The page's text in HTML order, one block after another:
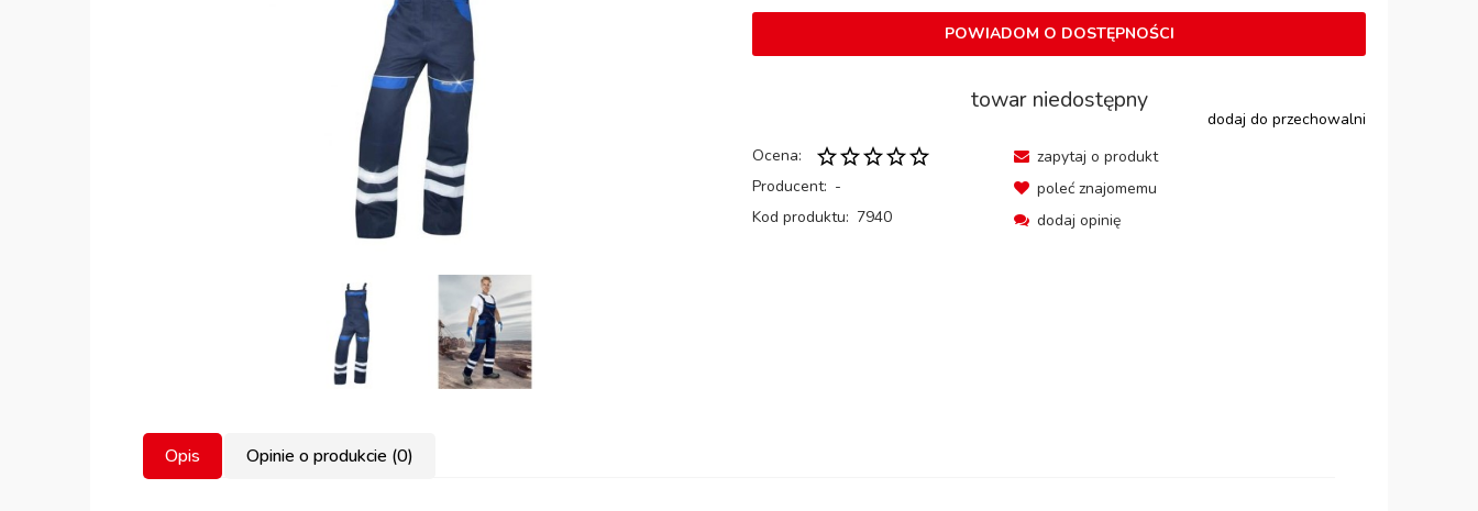
POWIADOM O DOSTĘPNOŚCI
towar niedostępny
dodaj do przechowalni
Ocena:
Producent: -
Kod produktu: 7940
zapytaj o produkt
poleć znajomemu
dodaj opinię
Opis Opinie o produkcie (0)